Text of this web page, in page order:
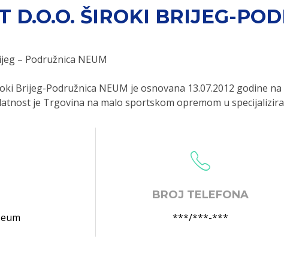
D.O.O. ŠIROKI BRIJEG-
– Podružnica NEUM
Brijeg-Podružnica NEUM je osnovana 13.07.2012 godine
je Trgovina na malo sportskom opremom u
BROJ TELEFONA
***/***-***